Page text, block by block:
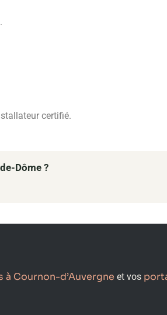
certifié.
Dôme ?
à Cournon-d’Auvergne et vos